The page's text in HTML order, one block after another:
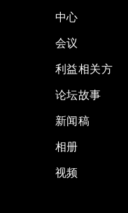
中心
会议
利益相关方
论坛故事
新闻稿
相册
视频